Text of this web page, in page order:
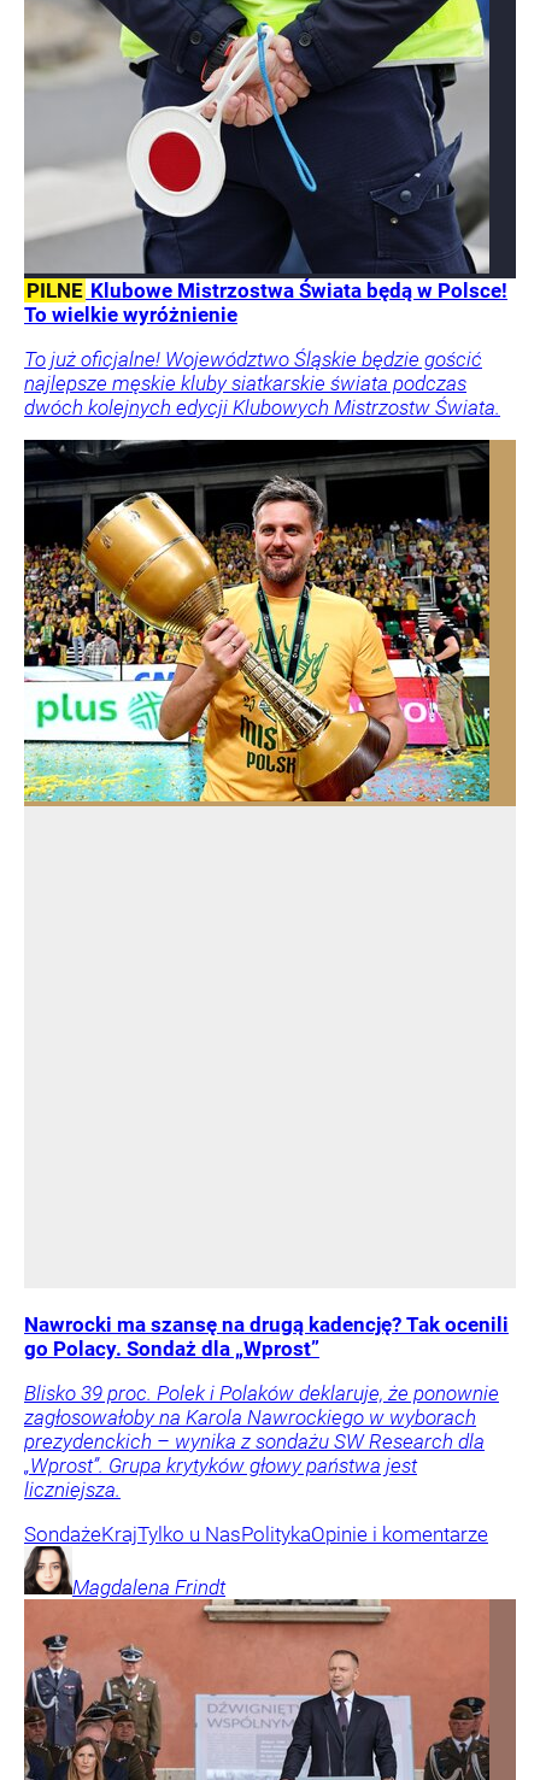
PILNE Klubowe Mistrzostwa Świata będą w Polsce!
To wielkie wyróżnienie
To już oficjalne! Województwo Śląskie będzie gościć
najlepsze męskie kluby siatkarskie świata podczas
dwóch kolejnych edycji Klubowych Mistrzostw Świata.
Nawrocki ma szansę na drugą kadencję? Tak ocenili
go Polacy. Sondaż dla „Wprost”
Blisko 39 proc. Polek i Polaków deklaruje, że ponownie
zagłosowałoby na Karola Nawrockiego w wyborach
prezydenckich – wynika z sondażu SW Research dla
„Wprost”. Grupa krytyków głowy państwa jest
liczniejsza.
SondażeKrajTylko u NasPolitykaOpinie i komentarze
Magdalena Frindt